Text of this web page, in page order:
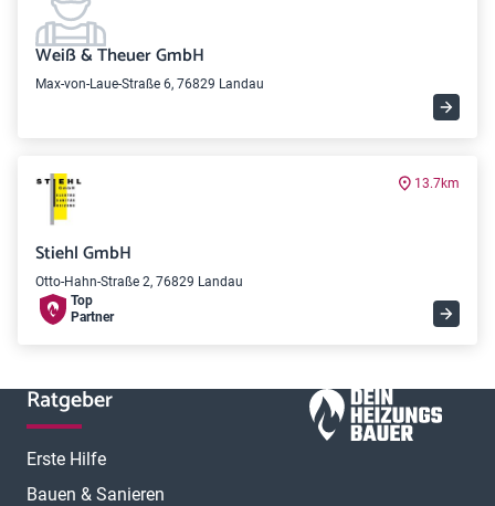
Weiß & Theuer GmbH
Max-von-Laue-Straße 6, 76829 Landau
13.7km
Stiehl GmbH
Otto-Hahn-Straße 2, 76829 Landau
Top
Partner
Ratgeber
Erste Hilfe
Bauen & Sanieren